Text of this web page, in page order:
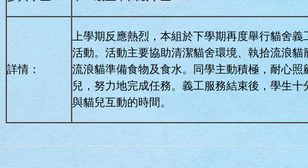
詳情：
上學期反應熱烈，本組於下學期再度舉行貓舍義
活動。活動主要協助清潔貓舍環境、執拾流浪貓
流浪貓準備食物及食水。同學主動積極，耐心照
兒，努力地完成任務。義工服務結束後，學生十
與貓兒互動的時間。